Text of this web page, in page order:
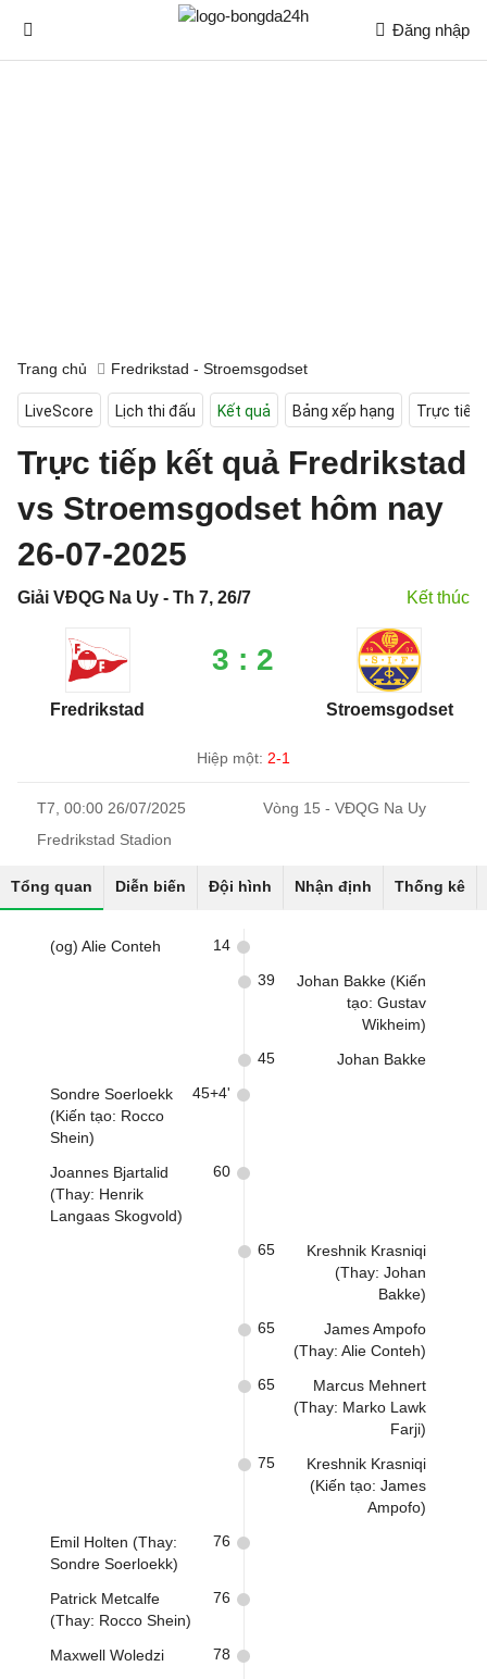
Đăng nhập
Trang chủ Fredrikstad - Stroemsgodset
LiveScore Lịch thi đấu Kết quả Bảng xếp hạng Trực tiếp
Trực tiếp kết quả Fredrikstad
vs Stroemsgodset hôm nay
26-07-2025
Giải VĐQG Na Uy - Th 7, 26/7 Kết thúc
Fredrikstad
3 : 2
Stroemsgodset
Hiệp một: 2-1
T7, 00:00 26/07/2025
Vòng 15 - VĐQG Na Uy
Fredrikstad Stadion
Tổng quan Diễn biến Đội hình Nhận định Thống kê
(og) Alie Conteh 14
Johan Bakke (Kiến
tạo: Gustav
Wikheim)
39
Johan Bakke
45
Sondre Soerloekk
(Kiến tạo: Rocco
Shein)
45+4'
Joannes Bjartalid
(Thay: Henrik
Langaas Skogvold)
60
Kreshnik Krasniqi
(Thay: Johan
Bakke)
65
James Ampofo
(Thay: Alie Conteh)
65
Marcus Mehnert
(Thay: Marko Lawk
Farji)
65
Kreshnik Krasniqi
(Kiến tạo: James
Ampofo)
75
Emil Holten (Thay:
Sondre Soerloekk)
76
Patrick Metcalfe
(Thay: Rocco Shein)
76
Maxwell Woledzi 78